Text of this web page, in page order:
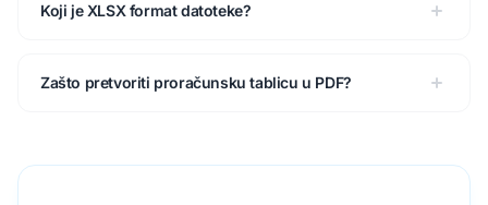
Koji je XLSX format datoteke?
Zašto pretvoriti proračunsku tablicu u PDF?